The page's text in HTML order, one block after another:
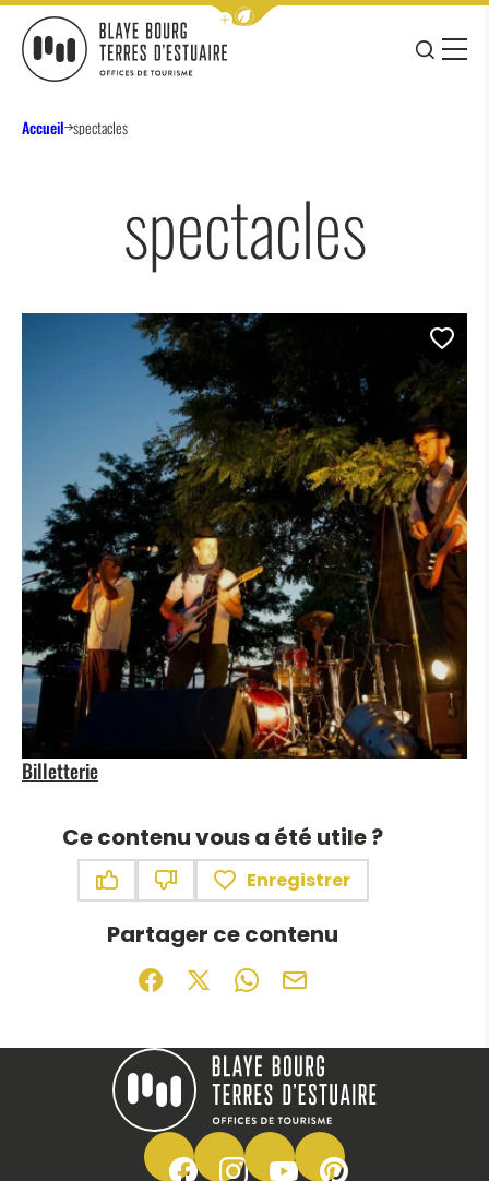
Afficher la barre de navigation
JE
MENU
Accueil spectacles
spectacles
Billetterie
Ce contenu vous a été utile ?
Enregistrer
Partager ce contenu
Partager sur Facebook (nouvelle
Partager sur X / Twitter (nouvelle
Partager sur WhatsApp
Partager par mail
Blaye Bourg Terres d&#039;Estuaire
Suivez-nous sur Facebook
Suivez-nous sur Instagram
Suivez-nous sur Youtube
Suivez-nous sur